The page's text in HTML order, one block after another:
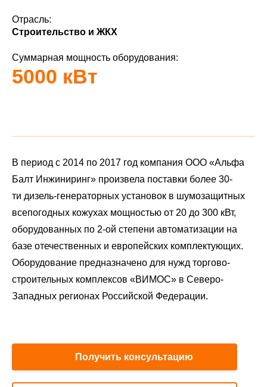
Отрасль:
Строительство и ЖКХ
Суммарная мощность оборудования:
5000 кВт
В период с 2014 по 2017 год компания ООО «Альфа
Балт Инжиниринг» произвела поставки более 30-
ти дизель-генераторных установок в шумозащитных
всепогодных кожухах мощностью от 20 до 300 кВт,
оборудованных по 2-ой степени автоматизации на
базе отечественных и европейских комплектующих.
Оборудование предназначено для нужд торгово-
строительных комплексов «ВИМОС» в Северо-
Западных регионах Российской Федерации.
Получить консультацию